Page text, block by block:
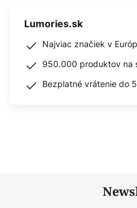
Lumories.sk
Najviac značiek v
950.000 produktov na
Bezplatné vrátenie do